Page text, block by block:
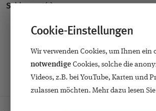
Schlagwort(e)
Cookie-Einstellungen
Wir verwenden Cookies, um Ihnen ein
notwendige Cookies, solche die
Videos, z.B. bei YouTube, Karten und
zulassen möchten. Mehr dazu lesen